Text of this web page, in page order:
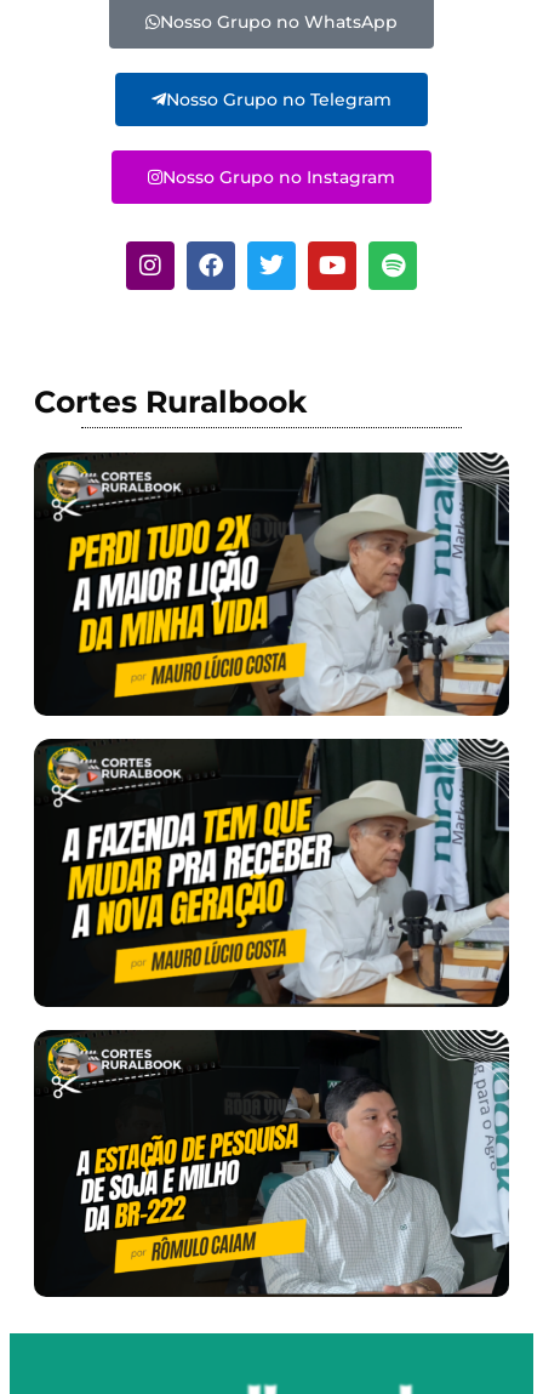
Nosso Grupo no WhatsApp
Nosso Grupo no Telegram
Nosso Grupo no Instagram
Cortes Ruralbook